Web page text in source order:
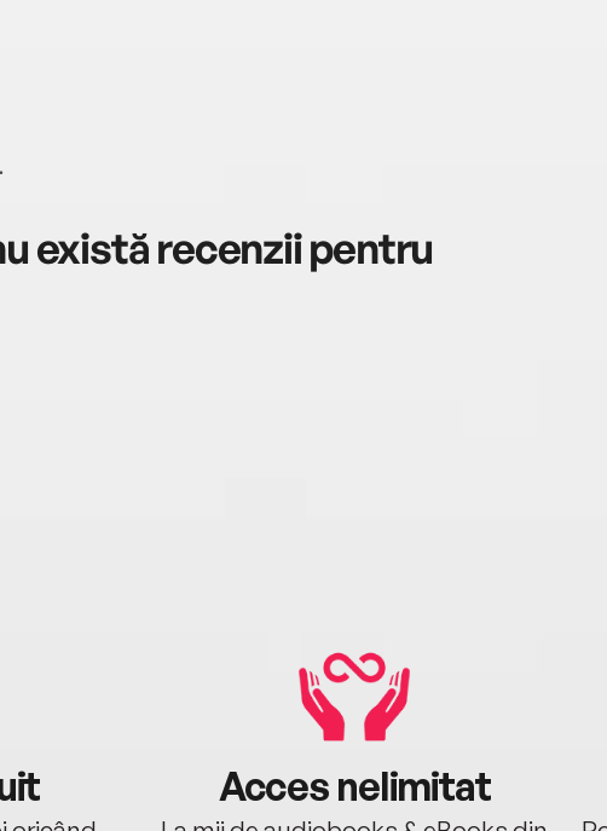
există recenzii pentru
Acces nelimitat